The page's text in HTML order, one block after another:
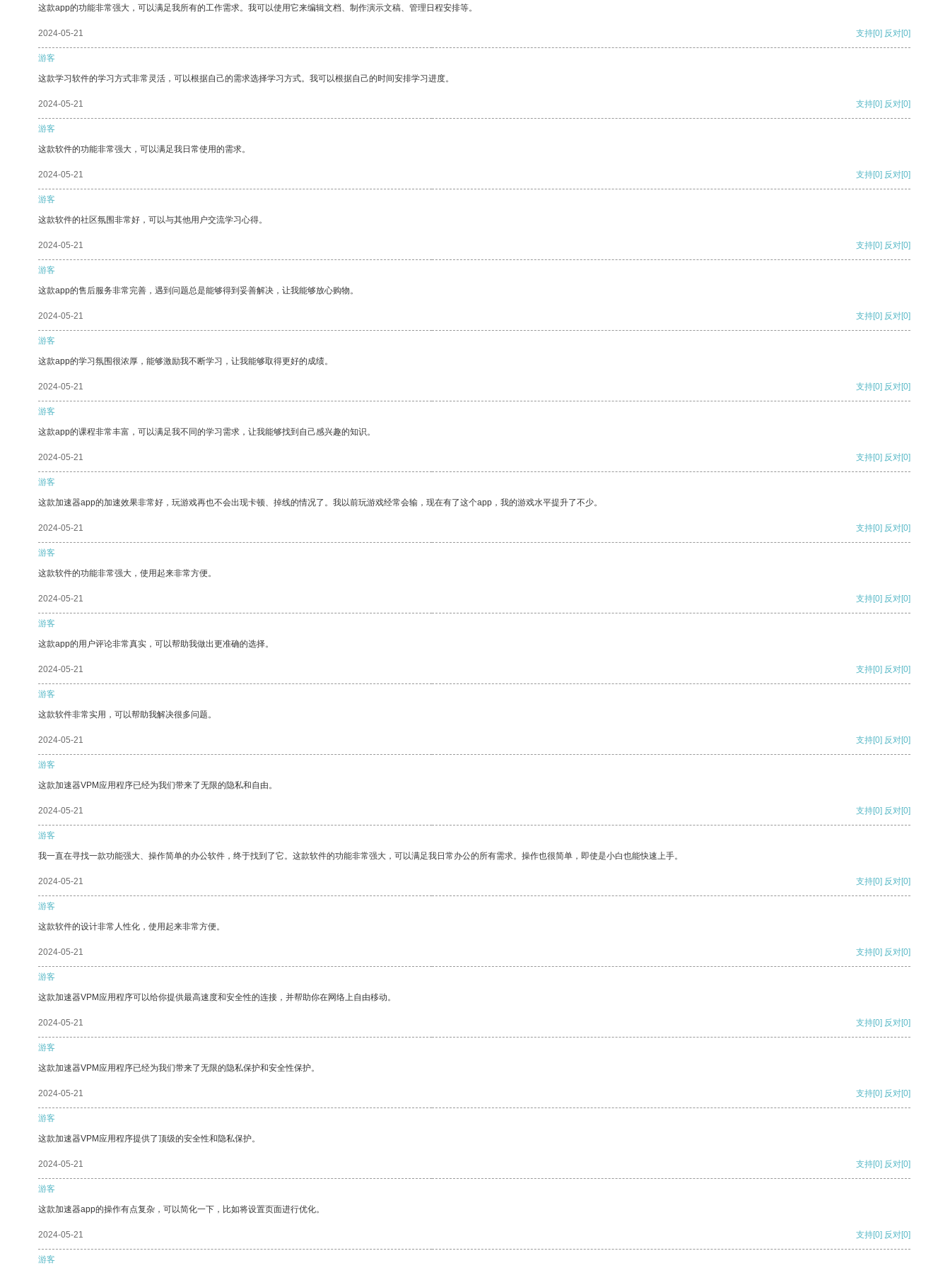
这款app的功能非常强大，可以满足我所有的工作需求。我可以使用它来编辑文档、制作演示文稿、管理日程安排等。
2024-05-21 支持[0] 反对[0]
游客
这款学习软件的学习方式非常灵活，可以根据自己的需求选择学习方式。我可以根据自己的时间安排学习进度。
2024-05-21 支持[0] 反对[0]
游客
这款软件的功能非常强大，可以满足我日常使用的需求。
2024-05-21 支持[0] 反对[0]
游客
这款软件的社区氛围非常好，可以与其他用户交流学习心得。
2024-05-21 支持[0] 反对[0]
游客
这款app的售后服务非常完善，遇到问题总是能够得到妥善解决，让我能够放心购物。
2024-05-21 支持[0] 反对[0]
游客
这款app的学习氛围很浓厚，能够激励我不断学习，让我能够取得更好的成绩。
2024-05-21 支持[0] 反对[0]
游客
这款app的课程非常丰富，可以满足我不同的学习需求，让我能够找到自己感兴趣的知识。
2024-05-21 支持[0] 反对[0]
游客
这款加速器app的加速效果非常好，玩游戏再也不会出现卡顿、掉线的情况了。我以前玩游戏经常会输，现在有了这个app，我的游戏水平提升了不少。
2024-05-21 支持[0] 反对[0]
游客
这款软件的功能非常强大，使用起来非常方便。
2024-05-21 支持[0] 反对[0]
游客
这款app的用户评论非常真实，可以帮助我做出更准确的选择。
2024-05-21 支持[0] 反对[0]
游客
这款软件非常实用，可以帮助我解决很多问题。
2024-05-21 支持[0] 反对[0]
游客
这款加速器VPM应用程序已经为我们带来了无限的隐私和自由。
2024-05-21 支持[0] 反对[0]
游客
我一直在寻找一款功能强大、操作简单的办公软件，终于找到了它。这款软件的功能非常强大，可以满足我日常办公的所有需求。操作也很简单，即使是小白也能快速上手。
2024-05-21 支持[0] 反对[0]
游客
这款软件的设计非常人性化，使用起来非常方便。
2024-05-21 支持[0] 反对[0]
游客
这款加速器VPM应用程序可以给你提供最高速度和安全性的连接，并帮助你在网络上自由移动。
2024-05-21 支持[0] 反对[0]
游客
这款加速器VPM应用程序已经为我们带来了无限的隐私保护和安全性保护。
2024-05-21 支持[0] 反对[0]
游客
这款加速器VPM应用程序提供了顶级的安全性和隐私保护。
2024-05-21 支持[0] 反对[0]
游客
这款加速器app的操作有点复杂，可以简化一下，比如将设置页面进行优化。
2024-05-21 支持[0] 反对[0]
游客